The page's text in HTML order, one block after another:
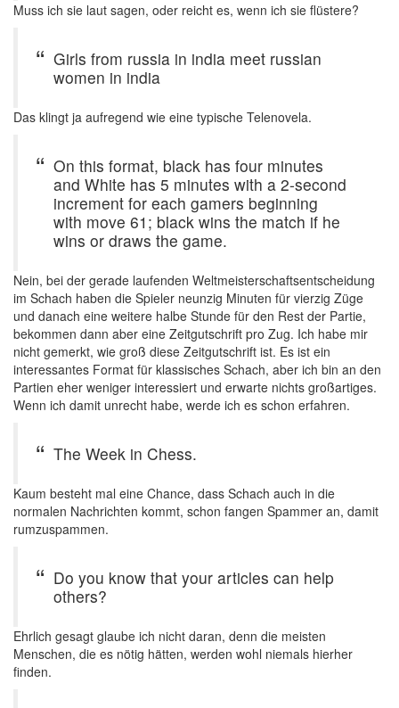
Muss ich sie laut sagen, oder reicht es, wenn ich sie flüstere?
Girls from russia in india meet russian
women in india
Das klingt ja aufregend wie eine typische Telenovela.
On this format, black has four minutes
and White has 5 minutes with a 2-second
increment for each gamers beginning
with move 61; black wins the match if he
wins or draws the game.
Nein, bei der gerade laufenden Weltmeisterschaftsentscheidung
im Schach haben die Spieler neunzig Minuten für vierzig Züge
und danach eine weitere halbe Stunde für den Rest der Partie,
bekommen dann aber eine Zeitgutschrift pro Zug. Ich habe mir
nicht gemerkt, wie groß diese Zeitgutschrift ist. Es ist ein
interessantes Format für klassisches Schach, aber ich bin an den
Partien eher weniger interessiert und erwarte nichts großartiges.
Wenn ich damit unrecht habe, werde ich es schon erfahren.
The Week in Chess.
Kaum besteht mal eine Chance, dass Schach auch in die
normalen Nachrichten kommt, schon fangen Spammer an, damit
rumzuspammen.
Do you know that your articles can help
others?
Ehrlich gesagt glaube ich nicht daran, denn die meisten
Menschen, die es nötig hätten, werden wohl niemals hierher
finden.